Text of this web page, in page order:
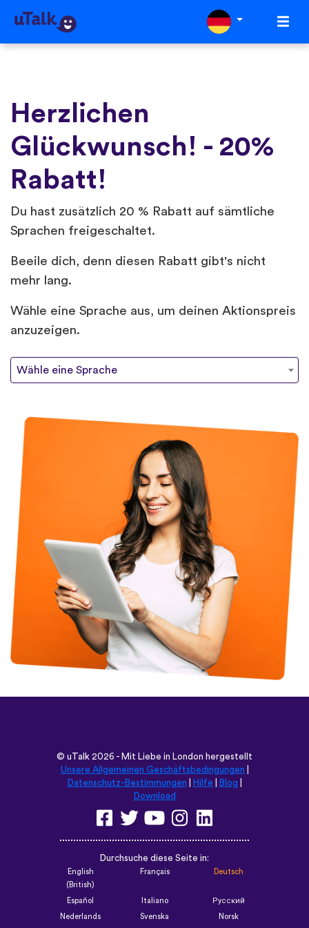
Herzlichen
Glückwunsch! - 20%
Rabatt!
Du hast zusätzlich 20 % Rabatt auf sämtliche
Sprachen freigeschaltet.
Beeile dich, denn diesen Rabatt gibt's nicht
mehr lang.
Wähle eine Sprache aus, um deinen Aktionspreis
anzuzeigen.
Wähle eine Sprache
© uTalk 2026 - Mit Liebe in London hergestellt
Unsere Allgemeinen Geschäftsbedingungen
Datenschutz-Bestimmungen
Hilfe Blog
Download
Durchsuche diese Seite in:
English
(British)
Français Deutsch
Español Italiano Русский
Nederlands Svenska Norsk